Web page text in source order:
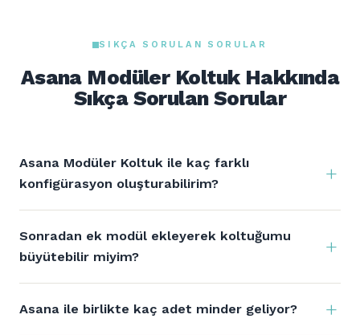
SIKÇA SORULAN SORULAR
Asana Modüler Koltuk Hakkında
Sıkça Sorulan Sorular
Asana Modüler Koltuk ile kaç farklı
konfigürasyon oluşturabilirim?
Sonradan ek modül ekleyerek koltuğumu
büyütebilir miyim?
Asana ile birlikte kaç adet minder geliyor?